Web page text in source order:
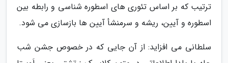
ترتیب که بر اساس تئوری های اسطوره شناسی و رابطه بین
اسطوره و آیین، ریشه و سرمنشأ آیین ها بازسازی می شود.
سلطانی می افزاید: از آن جایی که در خصوص جشن شب